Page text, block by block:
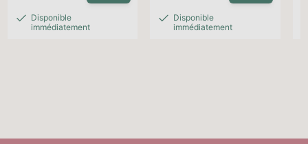
Disponible
immédiatement
Disponible
immédiatement